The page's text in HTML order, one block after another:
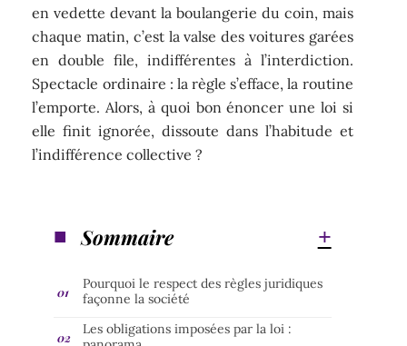
en vedette devant la boulangerie du coin, mais
chaque matin, c’est la valse des voitures garées
en double file, indifférentes à l’interdiction.
Spectacle ordinaire : la règle s’efface, la routine
l’emporte. Alors, à quoi bon énoncer une loi si
elle finit ignorée, dissoute dans l’habitude et
l’indifférence collective ?
Sommaire
Pourquoi le respect des règles juridiques
façonne la société
Les obligations imposées par la loi :